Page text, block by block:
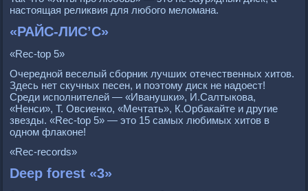
настоящая реликвия для любого меломана.
«РАЙС-ЛИС’С»
«Rec-toр 5»
Очередной веселый сборник лучших отечественных хитов.
Здесь нет скучных песен, и поэтому диск не надоест!
Среди исполнителей — «Иванушки», И.Салтыкова,
«Ненси», Т. Овсиенко, «Мечтать», К.Орбакайте и другие
звезды. «Rec-toр 5» — это 15 самых любимых хитов в
одном флаконе!
«Rec-records»
Deeр forest «3»